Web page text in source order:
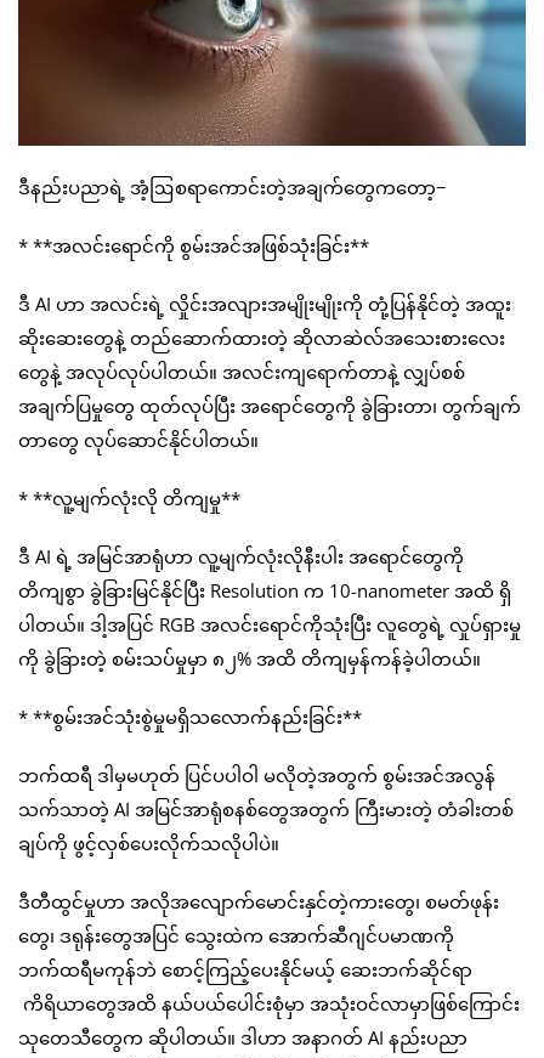
ဒီနည်းပညာရဲ့ အံ့ဩစရာကောင်းတဲ့အချက်တွေကတော့−
* **အလင်းရောင်ကို စွမ်းအင်အဖြစ်သုံးခြင်း**
ဒီ AI ဟာ အလင်းရဲ့ လှိုင်းအလျားအမျိုးမျိုးကို တုံ့ပြန်နိုင်တဲ့ အထူး
ဆိုးဆေးတွေနဲ့ တည်ဆောက်ထားတဲ့ ဆိုလာဆဲလ်အသေးစားလေး
တွေနဲ့ အလုပ်လုပ်ပါတယ်။ အလင်းကျရောက်တာနဲ့ လျှပ်စစ်
အချက်ပြမှုတွေ ထုတ်လုပ်ပြီး အရောင်တွေကို ခွဲခြားတာ၊ တွက်ချက်
တာတွေ လုပ်ဆောင်နိုင်ပါတယ်။
* **လူ့မျက်လုံးလို တိကျမှု**
ဒီ AI ရဲ့ အမြင်အာရုံဟာ လူ့မျက်လုံးလိုနီးပါး အရောင်တွေကို
တိကျစွာ ခွဲခြားမြင်နိုင်ပြီး Resolution က 10-nanometer အထိ ရှိ
ပါတယ်။ ဒါ့အပြင် RGB အလင်းရောင်ကိုသုံးပြီး လူတွေရဲ့ လှုပ်ရှားမှု
ကို ခွဲခြားတဲ့ စမ်းသပ်မှုမှာ ၈၂% အထိ တိကျမှန်ကန်ခဲ့ပါတယ်။
* **စွမ်းအင်သုံးစွဲမှုမရှိသလောက်နည်းခြင်း**
ဘက်ထရီ ဒါမှမဟုတ် ပြင်ပပါဝါ မလိုတဲ့အတွက် စွမ်းအင်အလွန်
သက်သာတဲ့ AI အမြင်အာရုံစနစ်တွေအတွက် ကြီးမားတဲ့ တံခါးတစ်
ချပ်ကို ဖွင့်လှစ်ပေးလိုက်သလိုပါပဲ။
ဒီတီထွင်မှုဟာ အလိုအလျောက်မောင်းနှင်တဲ့ကားတွေ၊ စမတ်ဖုန်း
တွေ၊ ဒရုန်းတွေအပြင် သွေးထဲက အောက်ဆီဂျင်ပမာဏကို
ဘက်ထရီမကုန်ဘဲ စောင့်ကြည့်ပေးနိုင်မယ့် ဆေးဘက်ဆိုင်ရာ
ကိရိယာတွေအထိ နယ်ပယ်ပေါင်းစုံမှာ အသုံးဝင်လာမှာဖြစ်ကြောင်း
သုတေသီတွေက ဆိုပါတယ်။ ဒါဟာ အနာဂတ် AI နည်းပညာ